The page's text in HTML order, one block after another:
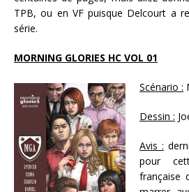
TPB, ou en VF puisque Delcourt a
série.
MORNING GLORIES HC VOL 01
Scénario :
Dessin :
Avis :
pour
française